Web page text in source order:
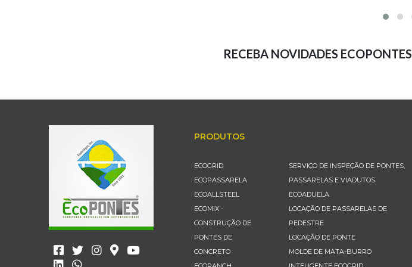
RECEBA NOVIDADES ECOPONTES
PRODUTOS
ECOGRID
ECOPASSARELA
ECOALLSTEEL
ECOMIX -
CONSTRUÇÃO DE
PONTES DE
CONCRETO
SERVIÇO DE INSPEÇÃO DE PONTES,
PASSARELAS E VIADUTOS
ECOADUELA
LOCAÇÃO DE PASSARELAS DE
PEDESTRE
LOCAÇÃO DE PONTE
MOLDE DE MATA-BURRO